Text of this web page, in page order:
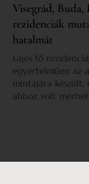
Visegrád,
rezidenciák
hatalmát
Lajos fő
egyértelműen az
mintájára készült,
ahhoz volt